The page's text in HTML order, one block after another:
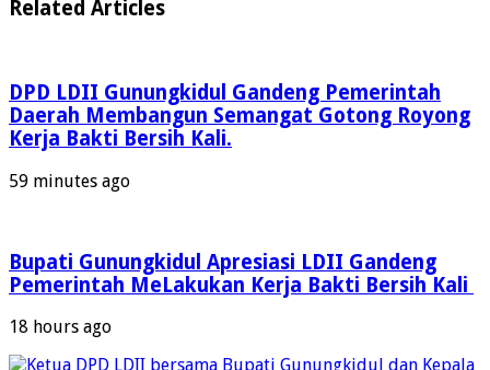
Related Articles
DPD LDII Gunungkidul Gandeng Pemerintah
Daerah Membangun Semangat Gotong Royong
Kerja Bakti Bersih Kali.
59 minutes ago
Bupati Gunungkidul Apresiasi LDII Gandeng
Pemerintah MeLakukan Kerja Bakti Bersih Kali ‎
18 hours ago